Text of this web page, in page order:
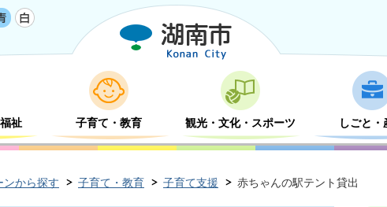
祉 子育て・教育 観光・文化・スポーツ しごと・
ンから探す 子育て・教育 子育て支援 赤ちゃんの駅テント貸出